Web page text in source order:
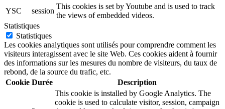
YSC
session
This cookies is set by Youtube and is used to track
the views of embedded videos.
Statistiques
Statistiques
Les cookies analytiques sont utilisés pour comprendre comment les
visiteurs interagissent avec le site Web. Ces cookies aident à fournir
des informations sur les mesures du nombre de visiteurs, du taux de
rebond, de la source du trafic, etc.
Cookie Durée Description
This cookie is installed by Google Analytics. The
cookie is used to calculate visitor, session, campaign